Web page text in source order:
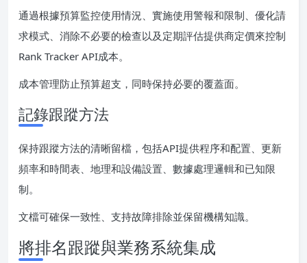
通過根據預算監控使用情況、實施使用警報和限制、優化請
求模式、消除不必要的檢查以及定期評估提供商定價來控制
Rank Tracker API成本。
成本管理防止預算超支，同時保持必要的覆蓋面。
記錄跟蹤方法
保持跟蹤方法的清晰留檔，包括API提供程序和配置、更新
頻率和時間表、地理和設備設置、數據處理邏輯和已知限
制。
文檔可確保一致性、支持故障排除並保留機構知識。
將排名跟蹤與業務系統集成